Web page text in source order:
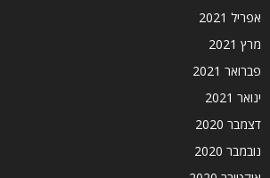
אפריל 2021
מרץ 2021
פברואר 2021
ינואר 2021
דצמבר 2020
נובמבר 2020